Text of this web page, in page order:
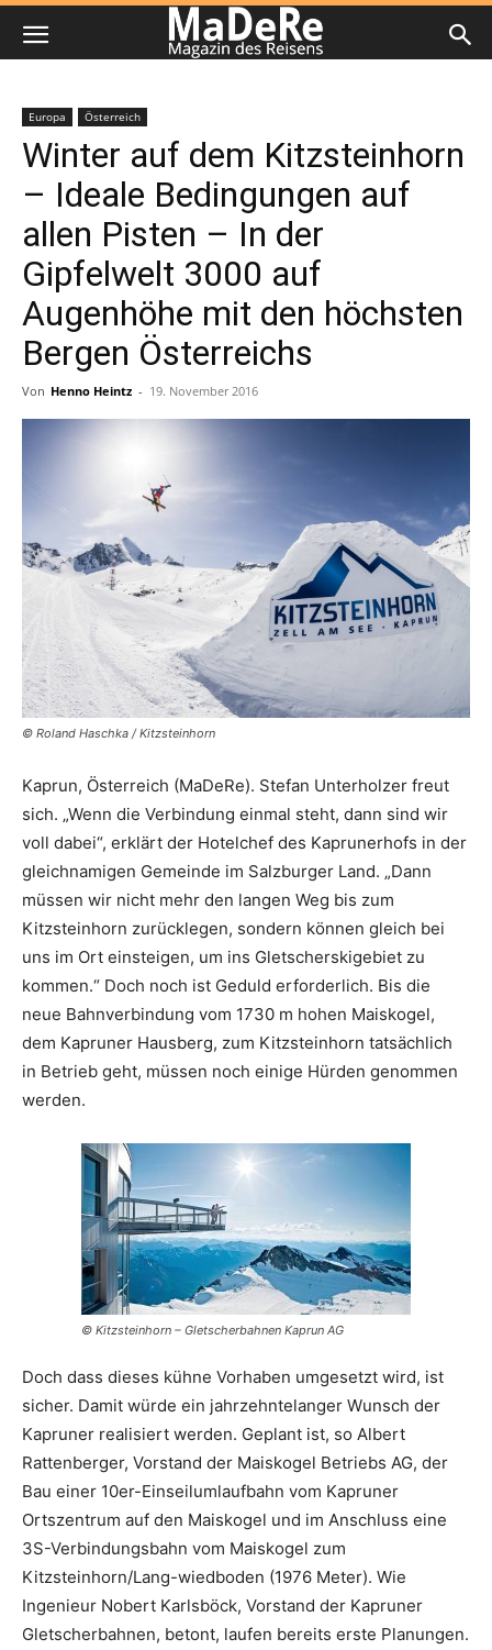
Europa Österreich
Winter auf dem Kitzsteinhorn
– Ideale Bedingungen auf
allen Pisten – In der
Gipfelwelt 3000 auf
Augenhöhe mit den höchsten
Bergen Österreichs
Von Henno Heintz - 19. November 2016
© Roland Haschka / Kitzsteinhorn
Kaprun, Österreich (MaDeRe). Stefan Unterholzer freut
sich. „Wenn die Verbindung einmal steht, dann sind wir
voll dabei“, erklärt der Hotelchef des Kaprunerhofs in der
gleichnamigen Gemeinde im Salzburger Land. „Dann
müssen wir nicht mehr den langen Weg bis zum
Kitzsteinhorn zurücklegen, sondern können gleich bei
uns im Ort einsteigen, um ins Gletscherskigebiet zu
kommen.“ Doch noch ist Geduld erforderlich. Bis die
neue Bahnverbindung vom 1730 m hohen Maiskogel,
dem Kapruner Hausberg, zum Kitzsteinhorn tatsächlich
in Betrieb geht, müssen noch einige Hürden genommen
werden.
© Kitzsteinhorn – Gletscherbahnen Kaprun AG
Doch dass dieses kühne Vorhaben umgesetzt wird, ist
sicher. Damit würde ein jahrzehntelanger Wunsch der
Kapruner realisiert werden. Geplant ist, so Albert
Rattenberger, Vorstand der Maiskogel Betriebs AG, der
Bau einer 10er-Einseilumlaufbahn vom Kapruner
Ortszentrum auf den Maiskogel und im Anschluss eine
3S-Verbindungsbahn vom Maiskogel zum
Kitzsteinhorn/Lang-wiedboden (1976 Meter). Wie
Ingenieur Nobert Karlsböck, Vorstand der Kapruner
Gletscherbahnen, betont, laufen bereits erste Planungen.